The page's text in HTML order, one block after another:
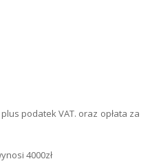
miejskie
podatek VAT. oraz opłata za
4000zł